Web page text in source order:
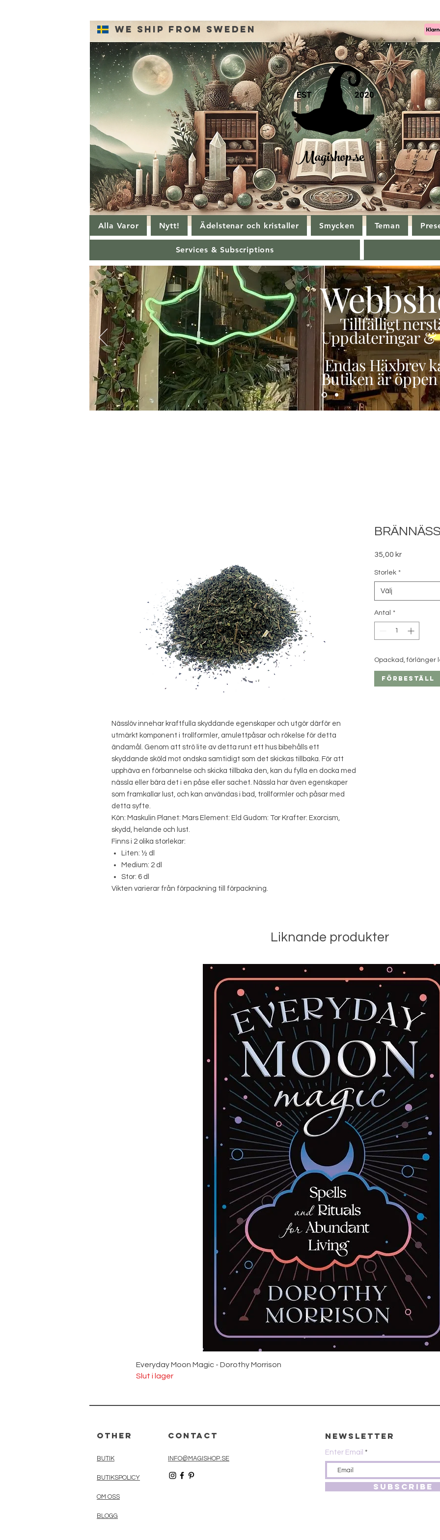
We ship from Sweden
Magishop.se
2020
EST
Alla Varor Nytt! Ädelstenar och kristaller Smycken Teman
Services & Subscriptions
Tillfälligt
Uppdateringar
Endas Häxbrev
Butiken är
Nässlöv innehar kraftfulla skyddande egenskaper och utgör därför en
utmärkt komponent i trollformler, amulettpåsar och rökelse för detta
ändamål. Genom att strö lite av detta runt ett hus bibehålls ett
skyddande sköld mot ondska samtidigt som det skickas tillbaka. För att
upphäva en förbannelse och skicka tillbaka den, kan du fylla en docka med
nässla eller bära det i en påse eller sachet. Nässla har även egenskaper
som framkallar lust, och kan användas i bad, trollformler och påsar med
detta syfte.
Kön: Maskulin Planet: Mars Element: Eld Gudom: Tor Krafter: Exorcism,
skydd, helande och lust.
Finns i 2 olika storlekar:
Liten: ½ dl
Medium: 2 dl
Stor: 6 dl
Vikten varierar från förpackning till förpackning.
35,00 krPris
Storlek *
Välj
Antal *
Opackad, förlänger
Förbeställ
Liknande produkter
Everyday Moon Magic - Dorothy Morrison
Slut i lager
Other Contact
BUTIK
BUTIKSPOLICY
OM OSS
BLOGG
INFO@MAGISHOP.SE
Newsletter
Enter Email
SUBSCRIBE